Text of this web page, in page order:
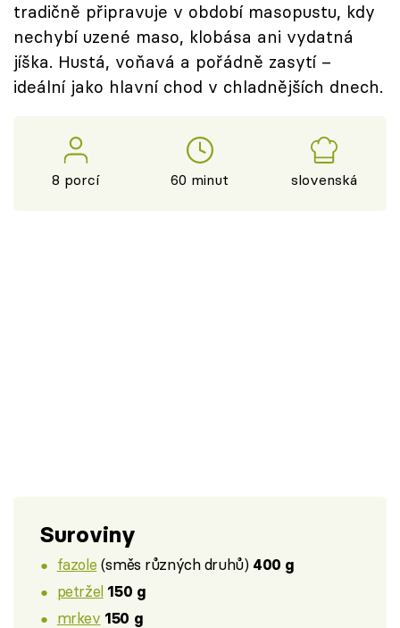
Sledujte nás
tradičně připravuje v období masopustu, kdy
nechybí uzené maso, klobása ani vydatná
jíška. Hustá, voňavá a pořádně zasytí –
ideální jako hlavní chod v chladnějších dnech.
8 porcí 60 minut slovenská
Suroviny
fazole (směs různých druhů) 400 g
petržel 150 g
mrkev 150 g